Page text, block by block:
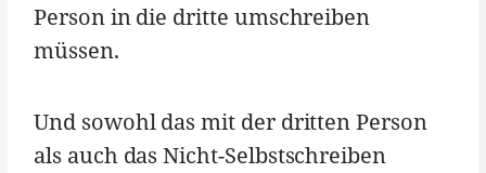
Person in die dritte umschreiben
müssen.
Und sowohl das mit der dritten Person
als auch das Nicht-Selbstschreiben